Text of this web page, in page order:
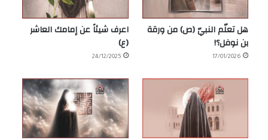
هل تعلّم النبيّ (ص) من ورقة
بن نوفل؟!
17/01/2026
اعرف شيئاً عن إمامك العاشر
(ع)
24/12/2025